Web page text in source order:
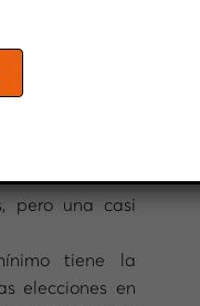
muchos
pero una casi
tiene la
elecciones en